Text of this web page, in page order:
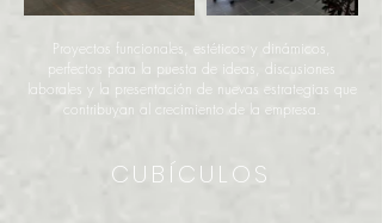
Proyectos funcionales, estéticos y dinámicos,
perfectos para la puesta de ideas, discusiones
laborales y la presentación de nuevas estrategias que
contribuyan al crecimiento de la empresa.
CUBÍCULOS